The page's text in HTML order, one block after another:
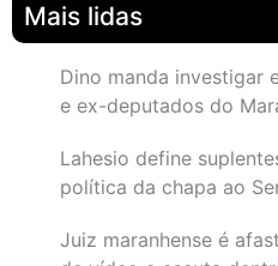
Mais lidas
Dino manda investigar
e ex-deputados do
Lahesio define
política da chapa ao
Juiz maranhense é